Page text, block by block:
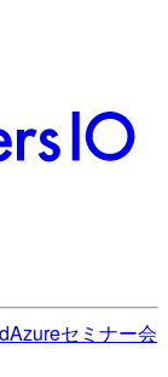
Azureセミナー会